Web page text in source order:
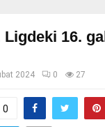
Ligdeki 16.
2024 0 27
0